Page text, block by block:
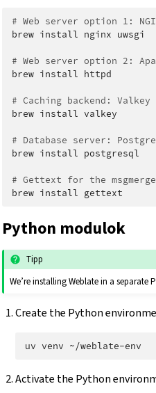
# Web server option 1:
brew install nginx uwsgi
# Web server option 2:
brew install httpd
# Caching backend: Valkey
brew install valkey
# Database server:
brew install postgresql
# Gettext for the
brew install
Python modulok
Tipp
We’re installing Weblate in a separate
Create the Python
uv venv
Activate the Python